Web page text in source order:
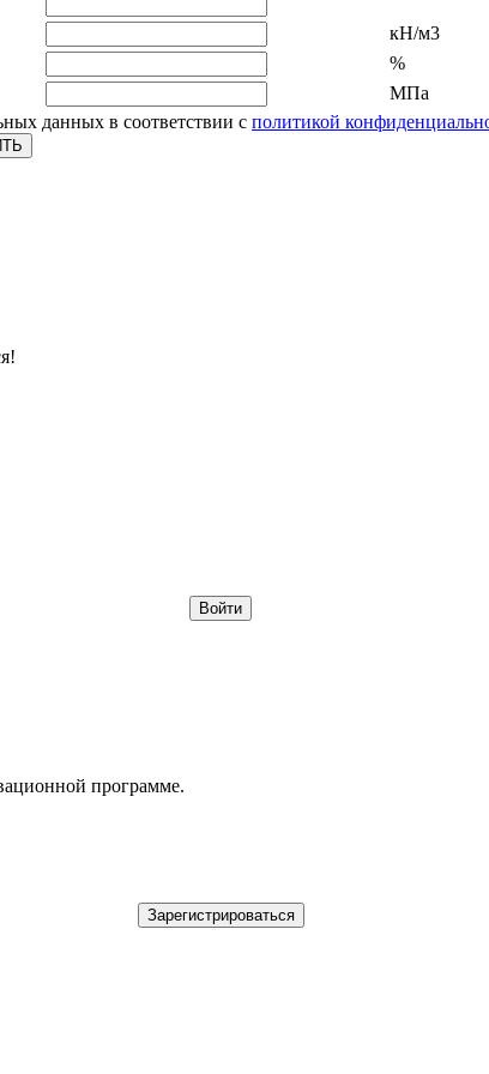
кН/м3
%
МПа
данных в соответствии с политикой
программе.